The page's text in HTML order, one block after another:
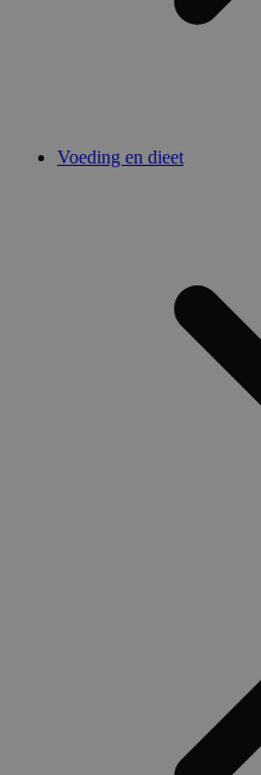
Voeding en dieet